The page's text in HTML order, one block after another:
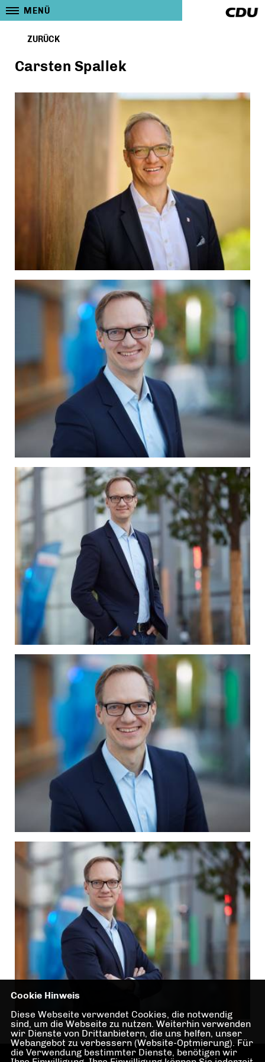
MENÜ
ZURÜCK
Carsten Spallek
Cookie Hinweis
Diese Webseite verwendet Cookies, die notwendig
sind, um die Webseite zu nutzen. Weiterhin verwenden
wir Dienste von Drittanbietern, die uns helfen, unser
Webangebot zu verbessern (Website-Optmierung). Für
die Verwendung bestimmter Dienste, benötigen wir